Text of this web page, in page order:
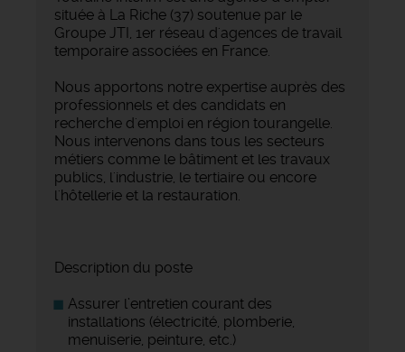
située à La Riche (37) soutenue par le
Groupe JTI, 1er réseau d'agences de travail
temporaire associées en France.
Nous apportons notre expertise auprès des
professionnels et des candidats en
recherche d'emploi en région tourangelle.
Nous intervenons dans tous les secteurs
métiers comme le bâtiment et les travaux
publics, l'industrie, le tertiaire ou encore
l'hôtellerie et la restauration.
Description du poste
Assurer l’entretien courant des
installations (électricité, plomberie,
menuiserie, peinture, etc.)